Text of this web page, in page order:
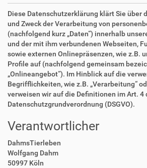
Diese Datenschutzerklärung klärt Sie über
und Zweck der Verarbeitung von
(nachfolgend kurz „Daten“) innerhalb
und der mit ihm verbundenen Webseiten,
sowie externen Onlinepräsenzen, wie z.B.
Profile auf (nachfolgend gemeinsam
„Onlineangebot“). Im Hinblick auf die
Begrifflichkeiten, wie z.B. „Verarbeitung“
verweisen wir auf die Definitionen im Art. 4
Datenschutzgrundverordnung (DSGVO).
Verantwortlicher
DahmsTierleben
Wolfgang Dahm
50997 Köln